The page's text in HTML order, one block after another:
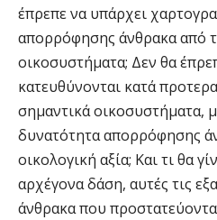
έπρεπε να υπάρχει
απορρόφησης άνθρακα από
οικοσυστήματα; Δεν θα
κατευθύνονται κατά
σημαντικά οικοσυστήματα,
δυνατότητα απορρόφησης
οικολογική αξία; Και τι θα
αρχέγονα δάση, αυτές τις
άνθρακα που